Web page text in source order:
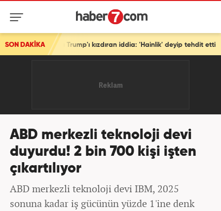
SON DAKİKA
Trump'ı kızdıran iddia: 'Hainlik' deyip tehdit etti
ABD merkezli teknoloji devi
duyurdu! 2 bin 700 kişi işten
çıkartılıyor
ABD merkezli teknoloji devi IBM, 2025
sonuna kadar iş gücünün yüzde 1'ine denk